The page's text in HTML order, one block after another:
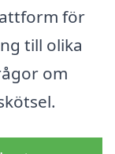
för
till olika
om